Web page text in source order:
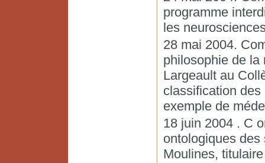
programme
les
28 mai 2004.
philosophie de la
Largeault au
classification
exemple de
18 juin 2004 . C
ontologiques
Moulines,